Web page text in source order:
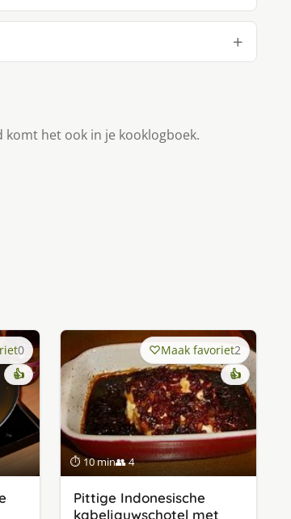
het ook in je kooklogboek.
0
👍
⏱ 10 min👥 4
Maak favoriet2
👍
Pittige Indonesische
kabeljauwschotel met